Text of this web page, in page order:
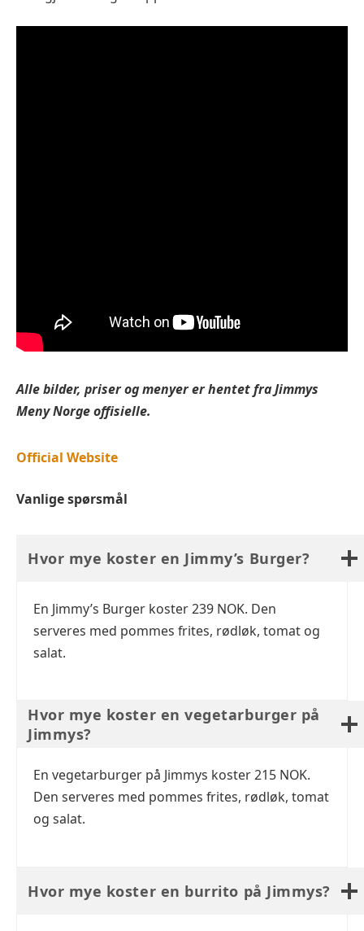
Alle bilder, priser og menyer er hentet fraJimmys
Meny Norge offisielle.
Official Website
Vanlige spørsmål
Hvor mye koster en Jimmy’s Burger?
En Jimmy’s Burger koster 239 NOK. Den
serveres med pommes frites, rødløk, tomat og
salat.
Hvor mye koster en vegetarburger på
Jimmys?
En vegetarburger på Jimmys koster 215 NOK.
Den serveres med pommes frites, rødløk, tomat
og salat.
Hvor mye koster en burrito på Jimmys?